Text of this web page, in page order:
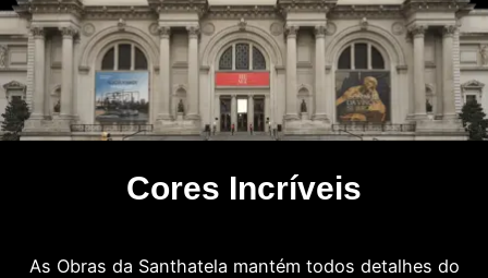
Cores Incríveis
As Obras da Santhatela mantém todos detalhes do